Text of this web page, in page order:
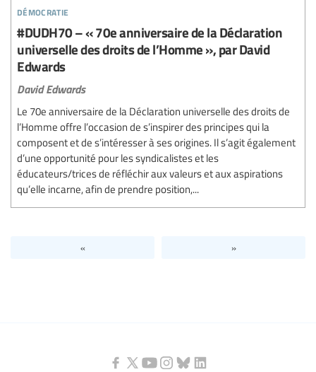
démocratie
#DUDH70 – « 70e anniversaire de la Déclaration
universelle des droits de l’Homme », par David
Edwards
David Edwards
Le 70e anniversaire de la Déclaration universelle des droits de
l’Homme offre l’occasion de s’inspirer des principes qui la
composent et de s’intéresser à ses origines. Il s’agit également
d’une opportunité pour les syndicalistes et les
éducateurs/trices de réfléchir aux valeurs et aux aspirations
qu’elle incarne, afin de prendre position,...
« »